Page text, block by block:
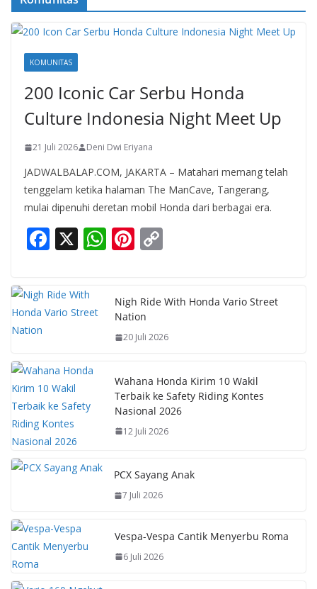
KOMUNITAS
200 Iconic Car Serbu Honda
Culture Indonesia Night Meet Up
21 Juli 2026 Deni Dwi Eriyana
JADWALBALAP.COM, JAKARTA – Matahari memang telah
tenggelam ketika halaman The ManCave, Tangerang,
mulai dipenuhi deretan mobil Honda dari berbagai era.
F
e
b
k
X W
s
A
p
Pi
e
st
y
Li
k
Nigh Ride With Honda Vario Street
Nation
20 Juli 2026
Wahana Honda Kirim 10 Wakil
Terbaik ke Safety Riding Kontes
Nasional 2026
12 Juli 2026
PCX Sayang Anak
7 Juli 2026
Vespa-Vespa Cantik Menyerbu Roma
6 Juli 2026